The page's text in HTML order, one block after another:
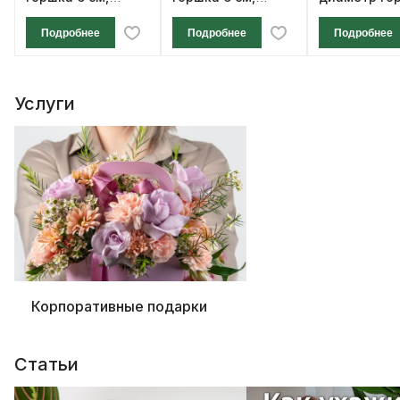
высота 12 см
Подробнее
высота 12 см
Подробнее
см, высота
Подробнее
Услуги
Корпоративные подарки
Статьи